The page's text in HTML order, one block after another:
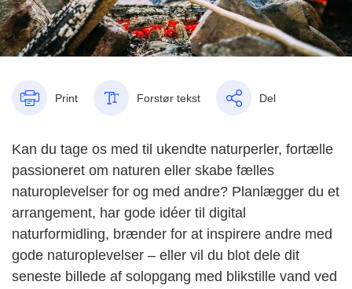
Print Forstør tekst Del
Kan du tage os med til ukendte naturperler, fortælle
passioneret om naturen eller skabe fælles
naturoplevelser for og med andre? Planlægger du et
arrangement, har gode idéer til digital
naturformidling, brænder for at inspirere andre med
gode naturoplevelser – eller vil du blot dele dit
seneste billede af solopgang med blikstille vand ved